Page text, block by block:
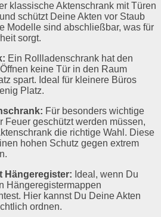
klassische Aktenschrank mit Türen
schützt Deine Akten vor Staub
Modelle sind abschließbar, was für
sorgt.
Ein Rollladenschrank hat den
keine Tür in den Raum
spart. Ideal für kleinere Büros
Platz.
Für besonders wichtige
Feuer geschützt werden müssen,
die richtige Wahl. Diese
hohen Schutz gegen extrem
Hängeregister: Ideal, wenn Du
Hängeregistermappen
Hier kannst Du Deine Akten
ordnen.